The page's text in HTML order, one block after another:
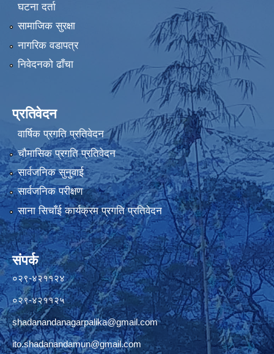
घटना दर्ता
सामाजिक सुरक्षा
नागरिक वडापत्र
निवेदनको ढाँचा
प्रतिवेदन
वार्षिक प्रगति प्रतिवेदन
चौमासिक प्रगति प्रतिवेदन
सार्वजनिक सुनुवाई
सार्वजनिक परीक्षण
साना सिचाँई कार्यक्रम प्रगति प्रतिवेदन
संपर्क
०२९-४२११२४
०२९-४२११२५
shadanandanagarpalika@gmail.com
ito.shadanandamun@gmail.com